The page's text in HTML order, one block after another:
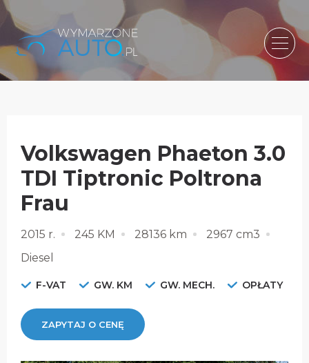
Volkswagen Phaeton 3.0
TDI Tiptronic Poltrona
Frau
2015 r. 245 KM 28136 km
2967 cm3
Diesel
F-VAT GW. KM GW. MECH. OPŁATY
ZAPYTAJ O CENĘ